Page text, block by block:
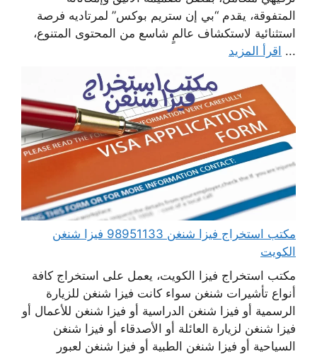
المتفوقة، يقدم “بي إن ستريم بوكس” لمرتاديه فرصة
استثنائية لاستكشاف عالمٍ شاسع من المحتوى المتنوع،
... اقرأ المزيد
مكتب استخراج فيزا شنغن 98951133 فيزا شنغن
الكويت
مكتب استخراج فيزا الكويت، يعمل على استخراج كافة
أنواع تأشيرات شنغن سواء كانت فيزا شنغن للزيارة
الرسمية أو فيزا شنغن الدراسية أو فيزا شنغن للأعمال أو
فيزا شنغن لزيارة العائلة أو الأصدقاء أو فيزا شنغن
السياحية أو فيزا شنغن الطبية أو فيزا شنغن لعبور